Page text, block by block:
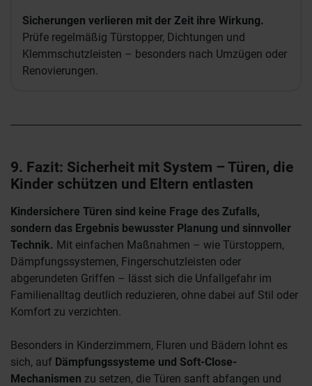
Sicherungen verlieren mit der Zeit ihre Wirkung.
Prüfe regelmäßig Türstopper, Dichtungen und
Klemmschutzleisten – besonders nach Umzügen oder
Renovierungen.
9. Fazit: Sicherheit mit System – Türen, die
Kinder schützen und Eltern entlasten
Kindersichere Türen sind keine Frage des Zufalls,
sondern das Ergebnis bewusster Planung und sinnvoller
Technik. Mit einfachen Maßnahmen – wie Türstoppern,
Dämpfungssystemen, Fingerschutzleisten oder
abgerundeten Griffen – lässt sich die Unfallgefahr im
Familienalltag deutlich reduzieren, ohne dabei auf Stil oder
Komfort zu verzichten.
Besonders in Kinderzimmern, Fluren und Bädern lohnt es
sich, auf Dämpfungssysteme und Soft-Close-
Mechanismen zu setzen, die Türen sanft abfangen und